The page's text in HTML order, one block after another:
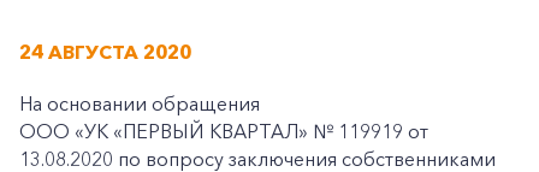
24 АВГУСТА 2020
На основании обращения
ООО «УК «ПЕРВЫЙ КВАРТАЛ» № 119919 от
13.08.2020 по вопросу заключения собственниками